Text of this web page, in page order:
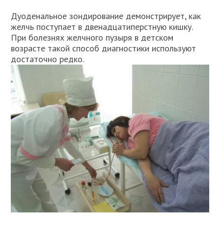
Дуоденальное зондирование демонстрирует, как
желчь поступает в двенадцатиперстную кишку.
При болезнях желчного пузыря в детском
возрасте такой способ диагностики используют
достаточно редко.